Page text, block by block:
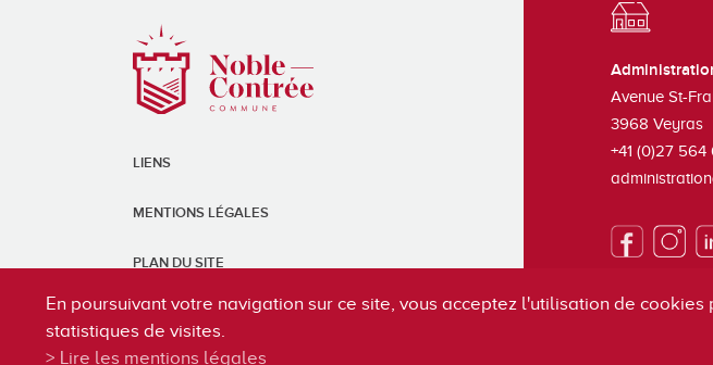
LIENS
MENTIONS LÉGALES
PLAN DU SITE
Avenue St-
3968 Veyras
+41 (0)27 564
S'inscrire
En poursuivant votre navigation sur ce site, vous acceptez l'utilisation de
statistiques de visites.
Lire les mentions légales